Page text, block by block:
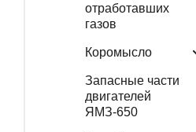
отработавших
газов
Коромысло
Запасные части
двигателей
ЯМЗ-650